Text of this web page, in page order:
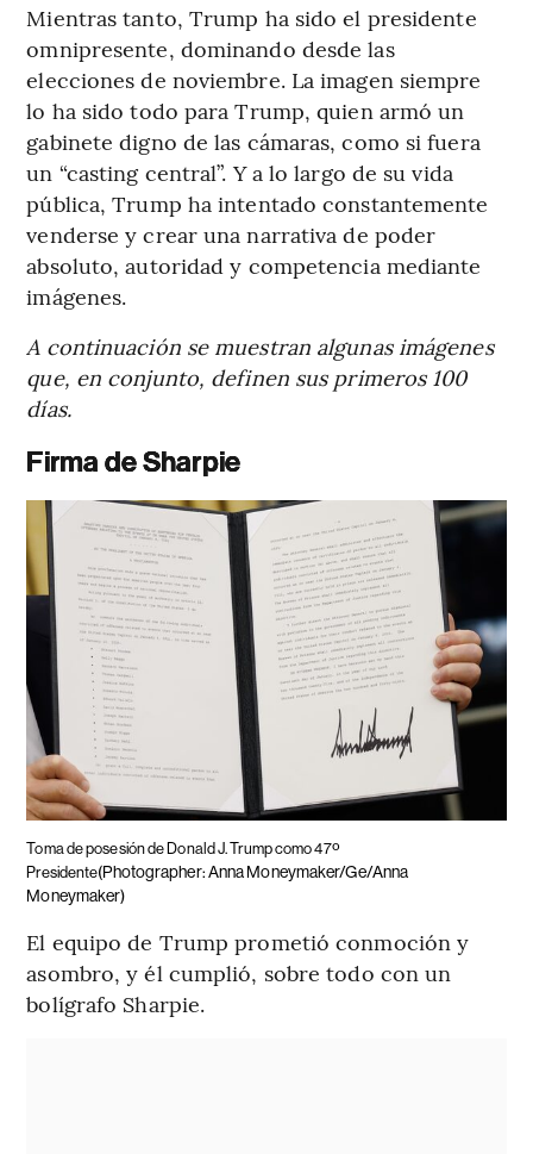
Mientras tanto, Trump ha sido el presidente
omnipresente, dominando desde las
elecciones de noviembre. La imagen siempre
lo ha sido todo para Trump, quien armó un
gabinete digno de las cámaras, como si fuera
un “casting central”. Y a lo largo de su vida
pública, Trump ha intentado constantemente
venderse y crear una narrativa de poder
absoluto, autoridad y competencia mediante
imágenes.
A continuación se muestran algunas imágenes
que, en conjunto, definen sus primeros 100
días.
Firma de Sharpie
Toma de posesión de Donald J. Trump como 47º
Presidente(Photographer: Anna Moneymaker/Ge/Anna
Moneymaker)
El equipo de Trump prometió conmoción y
asombro, y él cumplió, sobre todo con un
bolígrafo Sharpie.